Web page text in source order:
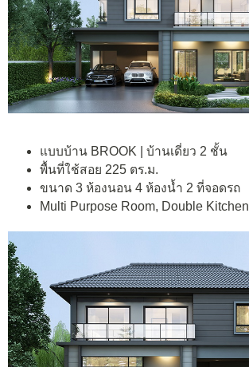
แบบบ้าน BROOK | บ้านเดี่ยว 2 ชั้น
พื้นที่ใช้สอย 225 ตร.ม.
ขนาด 3 ห้องนอน 4 ห้องน้ำ 2 ที่จอดรถ
Multi Purpose Room, Double Kitchen